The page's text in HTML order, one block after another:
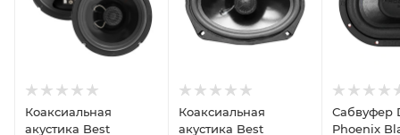
Коаксиальная
акустика Best
Коаксиальная
акустика Best
Сабвуфер
Phoenix